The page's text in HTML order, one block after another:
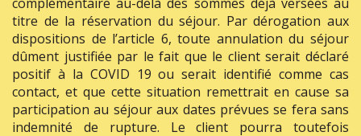
titre de la réservation du séjour. Par dérogation aux
dispositions de l’article 6, toute annulation du séjour
dûment justifiée par le fait que le client serait déclaré
positif à la COVID 19 ou serait identifié comme cas
contact, et que cette situation remettrait en cause sa
participation au séjour aux dates prévues se fera sans
indemnité de rupture. Le client pourra toutefois